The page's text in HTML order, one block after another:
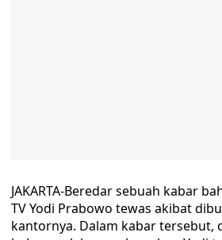
JAKARTA-Beredar sebuah kabar
TV Yodi Prabowo tewas akibat
kantornya. Dalam kabar tersebut,